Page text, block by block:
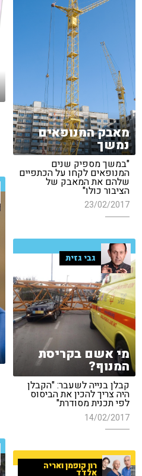
מאבק המנופאים
נמשך
"במשך מספיק שנים
המנופאים לקחו על הכתפיים
שלהם את המאבק של
הציבור כולו"
23/02/2017
גבי גזית
מי אשם בקריסת
המנוף?
קבלן בנייה לשעבר: "הקבלן
היה צריך להכין את הביסוס
לפי תכנית מסודרת"
14/02/2017
רון קופמן ואריה
אלדד